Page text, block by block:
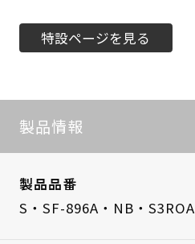
特設ページを見る
製品情報
製品品番
S・SF-896A・NB・S3ROA